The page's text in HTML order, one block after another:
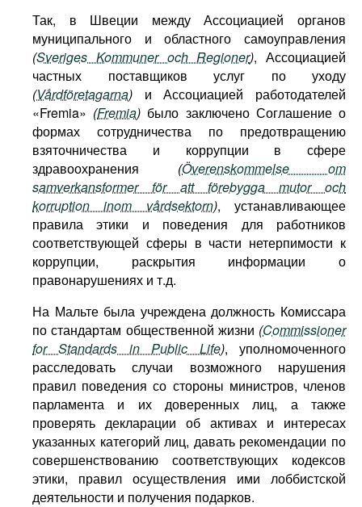
Так, в Швеции между Ассоциацией органов
муниципального и областного самоуправления
(Sveriges Kommuner och Regioner), Ассоциацией
частных поставщиков услуг по уходу
(Vårdföretagarna) и Ассоциацией работодателей
«Fremia» (Fremia) было заключено Соглашение о
формах сотрудничества по предотвращению
взяточничества и коррупции в сфере
здравоохранения (Överenskommelse om
samverkansformer för att förebygga mutor och
korruption inom vårdsektorn), устанавливающее
правила этики и поведения для работников
соответствующей сферы в части нетерпимости к
коррупции, раскрытия информации о
правонарушениях и т.д.
На Мальте была учреждена должность Комиссара
по стандартам общественной жизни (Commissioner
for Standards in Public Life), уполномоченного
расследовать случаи возможного нарушения
правил поведения со стороны министров, членов
парламента и их доверенных лиц, а также
проверять декларации об активах и интересах
указанных категорий лиц, давать рекомендации по
совершенствованию соответствующих кодексов
этики, правил осуществления ими лоббистской
деятельности и получения подарков.